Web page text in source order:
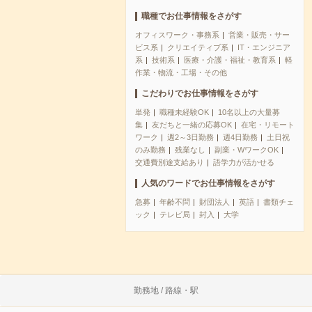
職種でお仕事情報をさがす
オフィスワーク・事務系
営業・販売・サー
ビス系
クリエイティブ系
IT・エンジニア
系
技術系 医療・介護・福祉・教育系
軽
作業・物流・工場・その他
こだわりでお仕事情報をさがす
単発 職種未経験OK
10名以上の大量募
集
友だちと一緒の応募OK
在宅・リモート
ワーク
週2～3日勤務 週4日勤務
土日祝
のみ勤務
残業なし
副業・WワークOK
交通費別途支給あり
語学力が活かせる
人気のワードでお仕事情報をさがす
急募 年齢不問 財団法人 英語
書類チェ
ック
テレビ局 封入 大学
勤務地 / 路線・駅